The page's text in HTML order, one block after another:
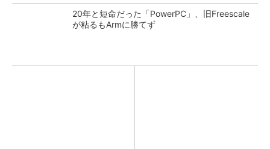
20年と短命だった「PowerPC」、旧Freescale
が粘るもArmに勝てず